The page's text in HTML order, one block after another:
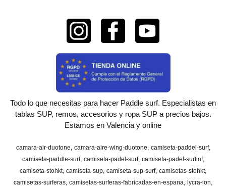
Todo lo que necesitas para hacer Paddle surf. Especialistas en
tablas SUP, remos, accesorios y ropa SUP a precios bajos.
Estamos en Valencia y online
camara-air-duotone camara-aire-wing-duotone camiseta-paddel-surf
camiseta-paddle-surf camiseta-padel-surf camiseta-padel-surfinf
camiseta-stohkt camiseta-sup camiseta-sup-surf camisetas-stohkt
camisetas-surferas camisetas-surferas-fabricadas-en-espana lycra-ion